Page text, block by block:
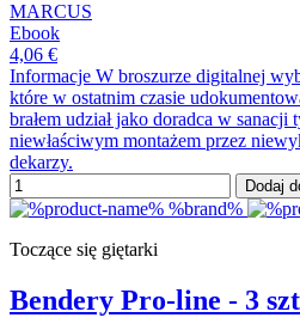
MARCUS
Ebook
4,06 €
Informacje W broszurze digitalnej
które w ostatnim czasie
brałem udział jako doradca w
niewłaściwym montażem przez
dekarzy.
Dodaj
Toczące się giętarki
Bendery Pro-line - 3